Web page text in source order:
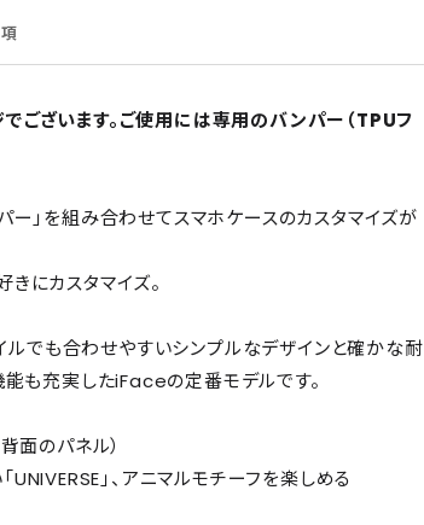
ございます。ご使用には専用のバンパー（TPUフ
ー」を組み合わせてスマホケースのカスタマイズが
にカスタマイズ。
でも合わせやすいシンプルなデザインと確かな耐
も充実したiFaceの定番モデルです。
面のパネル）
」、アニマルモチーフを楽しめる